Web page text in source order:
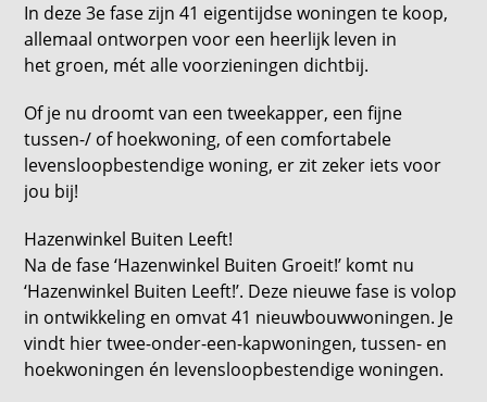
In deze 3e fase zijn 41 eigentijdse woningen te koop,
allemaal ontworpen voor een heerlijk leven in
het groen, mét alle voorzieningen dichtbij.
Of je nu droomt van een tweekapper, een fijne
tussen-/ of hoekwoning, of een comfortabele
levensloopbestendige woning, er zit zeker iets voor
jou bij!
Hazenwinkel Buiten Leeft!
Na de fase ‘Hazenwinkel Buiten Groeit!’ komt nu
‘Hazenwinkel Buiten Leeft!’. Deze nieuwe fase is volop
in ontwikkeling en omvat 41 nieuwbouwwoningen. Je
vindt hier twee-onder-een-kapwoningen, tussen- en
hoekwoningen én levensloopbestendige woningen.